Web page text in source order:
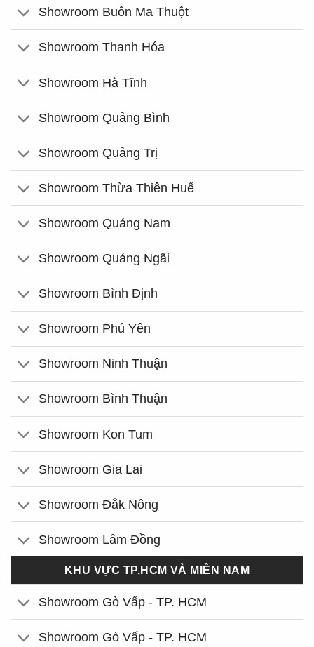
Showroom Buôn Ma Thuột
Showroom Thanh Hóa
Showroom Hà Tĩnh
Showroom Quảng Bình
Showroom Quảng Trị
Showroom Thừa Thiên Huế
Showroom Quảng Nam
Showroom Quảng Ngãi
Showroom Bình Định
Showroom Phú Yên
Showroom Ninh Thuận
Showroom Bình Thuận
Showroom Kon Tum
Showroom Gia Lai
Showroom Đắk Nông
Showroom Lâm Đồng
KHU VỰC TP.HCM VÀ MIỀN NAM
Showroom Gò Vấp - TP. HCM
Showroom Gò Vấp - TP. HCM